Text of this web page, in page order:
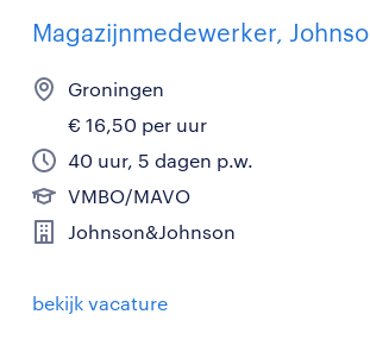
Magazijnmedewerker,
Groningen
€ 16,50 per uur
40 uur, 5 dagen p.w.
VMBO/MAVO
Johnson&Johnson
bekijk vacature